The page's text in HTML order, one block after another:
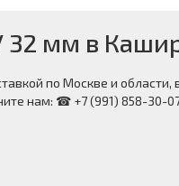
32 мм в
по Москве и
нам: ☎ +7 (991) 858-30-